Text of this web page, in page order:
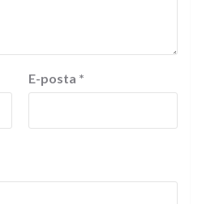
E-posta *